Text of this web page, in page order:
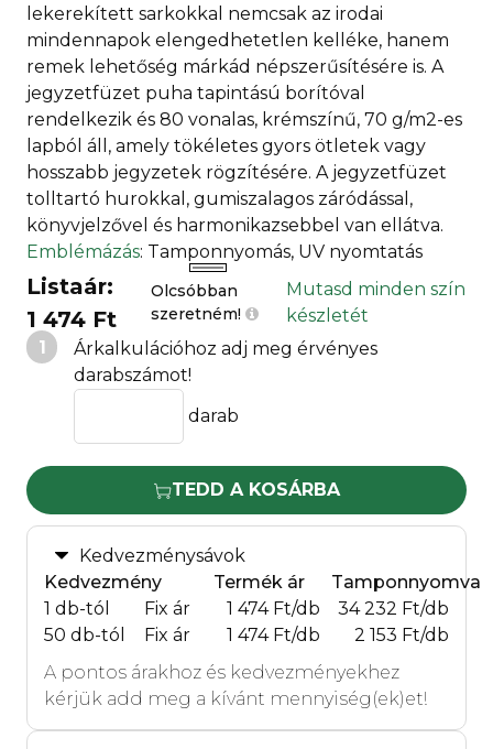
lekerekített sarkokkal nemcsak az irodai
mindennapok elengedhetetlen kelléke, hanem
remek lehetőség márkád népszerűsítésére is. A
jegyzetfüzet puha tapintású borítóval
rendelkezik és 80 vonalas, krémszínű, 70 g/m2-es
lapból áll, amely tökéletes gyors ötletek vagy
hosszabb jegyzetek rögzítésére. A jegyzetfüzet
tolltartó hurokkal, gumiszalagos záródással,
könyvjelzővel és harmonikazsebbel van ellátva.
Emblémázás: Tamponnyomás, UV nyomtatás
Listaár:
1 474 Ft
Olcsóbban
szeretném!
Mutasd minden szín
készletét
1
Árkalkulációhoz adj meg érvényes
darabszámot!
darab
TEDD A KOSÁRBA
Kedvezménysávok
Kedvezmény
Termék ár
Tamponnyomva
1 db-tól
Fix ár 1 474 Ft/db
34 232 Ft/db
50 db-tól
Fix ár 1 474 Ft/db
2 153 Ft/db
A pontos árakhoz és kedvezményekhez
kérjük add meg a kívánt mennyiség(ek)et!